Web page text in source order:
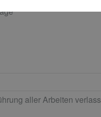
aller Arbeiten